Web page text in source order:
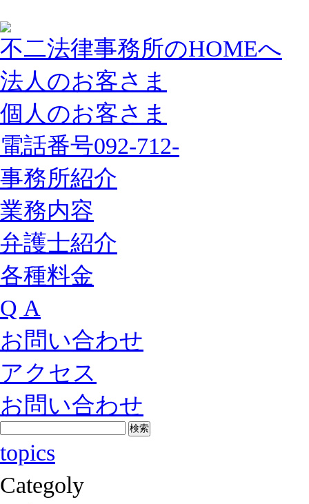
不二法律事務所のHOMEへ
法人のお客さま
個人のお客さま
電話番号092-712-
事務所紹介
業務内容
弁護士紹介
各種料金
Q A
お問い合わせ
アクセス
お問い合わせ
topics
Categoly